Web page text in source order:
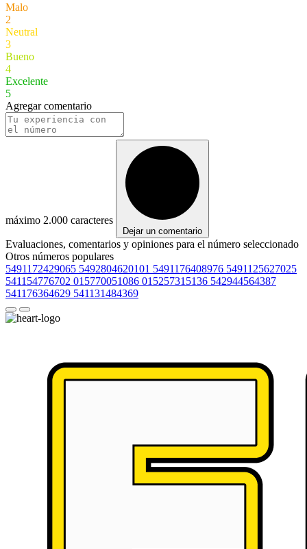
Malo
2
Neutral
3
Bueno
4
Excelente
5
Agregar comentario
máximo 2.000 caracteres
Dejar un comentario
Evaluaciones, comentarios y opiniones para el número seleccionado
Otros números populares
5491172429065 5492804620101 5491176408976 5491125627025
541154776702 015770051086 015257315136 542944564387
541176364629 541131484369